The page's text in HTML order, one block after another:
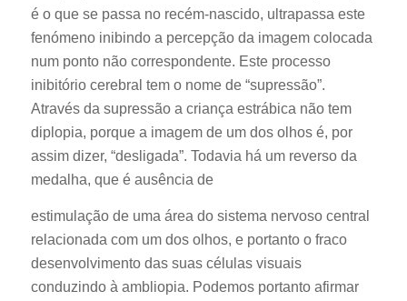
é o que se passa no recém-nascido, ultrapassa este
fenómeno inibindo a percepção da imagem colocada
num ponto não correspondente. Este processo
inibitório cerebral tem o nome de “supressão”.
Através da supressão a criança estrábica não tem
diplopia, porque a imagem de um dos olhos é, por
assim dizer, “desligada”. Todavia há um reverso da
medalha, que é ausência de
estimulação de uma área do sistema nervoso central
relacionada com um dos olhos, e portanto o fraco
desenvolvimento das suas células visuais
conduzindo à ambliopia. Podemos portanto afirmar